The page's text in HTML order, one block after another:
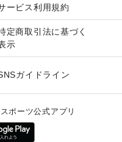
ービス利用規約
定商取引法に基づく
示
ガイドライン
ポーツ公式アプリ